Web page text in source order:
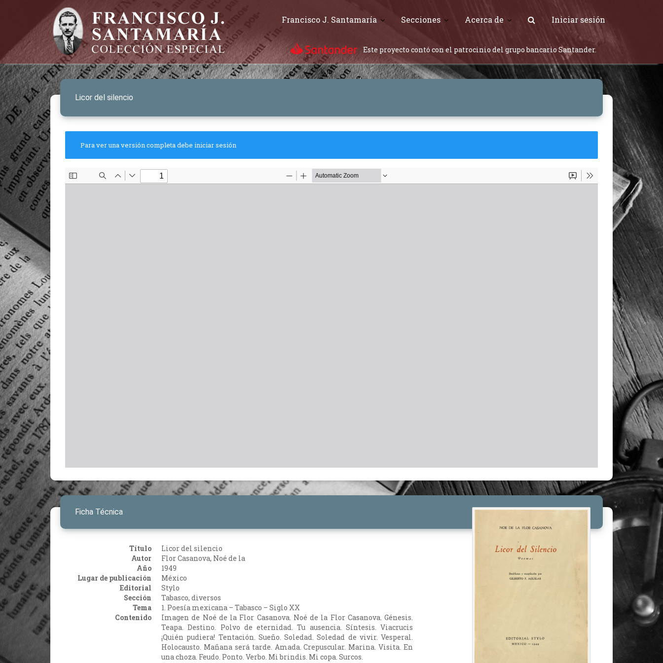
Francisco J. Santamaría Secciones Acerca de Iniciar sesión
Este proyecto contó con el patrocinio del grupo bancario Santander.
Licor del silencio
Para ver una versión completa debe iniciar sesión
Ficha Técnica
Título
Licor del silencio
Autor
Flor Casanova, Noé de la
Año
1949
Lugar de publicación
México
Editorial
Stylo
Sección
Tabasco, diversos
Tema
1. Poesía mexicana – Tabasco – Siglo XX
Contenido
Imagen de Noé de la Flor Casanova. Noé de la Flor Casanova. Génesis.
Teapa. Destino. Polvo de eternidad. Tu ausencia. Síntesis. Viacrucis
¡Quién pudiera! Tentación. Sueño. Soledad. Soledad de vivir. Vesperal.
Holocausto. Mañana será tarde. Amada. Crepuscular. Marina. Visita. En
una choza. Feudo. Ponto. Verbo. Mi brindis. Mi copa. Surcos.